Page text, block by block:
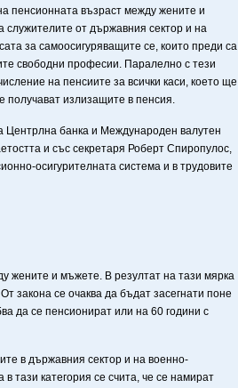
пенсионната възраст между жените и
от държавния сектор и на
за самоосигуряващите се, които преди са
свободни професии. Паралелно с тези
на пенсиите за всички каси, което ще
получават излизащите в пенсия.
Центрлна банка и Международен валутен
и със секретаря Роберт Спиропулос,
осигурителната система и в трудовите
жените и мъжете. В резултат на тази мярка
закона се очаква да бъдат засегнати поне
да се пенсионират или на 60 години с
в държавния сектор и на военно-
тази категория се счита, че се намират